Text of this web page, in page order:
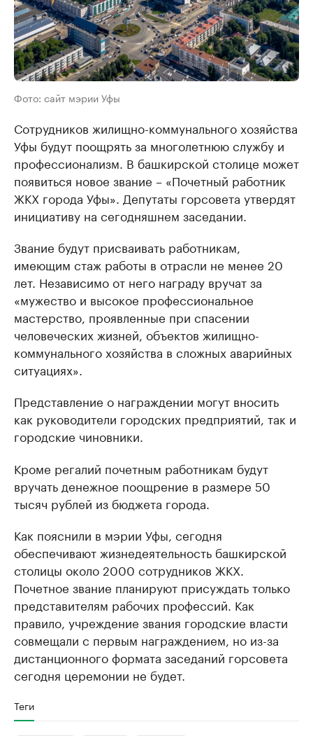
Фото: сайт мэрии Уфы
Сотрудников жилищно-коммунального хозяйства
Уфы будут поощрять за многолетнюю службу и
профессионализм. В башкирской столице может
появиться новое звание – «Почетный работник
ЖКХ города Уфы». Депутаты горсовета утвердят
инициативу на сегодняшнем заседании.
Звание будут присваивать работникам,
имеющим стаж работы в отрасли не менее 20
лет. Независимо от него награду вручат за
«мужество и высокое профессиональное
мастерство, проявленные при спасении
человеческих жизней, объектов жилищно-
коммунального хозяйства в сложных аварийных
ситуациях».
Представление о награждении могут вносить
как руководители городских предприятий, так и
городские чиновники.
Кроме регалий почетным работникам будут
вручать денежное поощрение в размере 50
тысяч рублей из бюджета города.
Как пояснили в мэрии Уфы, сегодня
обеспечивают жизнедеятельность башкирской
столицы около 2000 сотрудников ЖКХ.
Почетное звание планируют присуждать только
представителям рабочих профессий. Как
правило, учреждение звания городские власти
совмещали с первым награждением, но из-за
дистанционного формата заседаний горсовета
сегодня церемонии не будет.
Теги